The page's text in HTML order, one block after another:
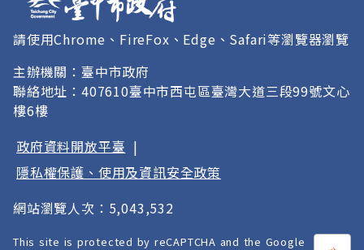
打開
請使用Chrome、FireFox、Edge、Safari等瀏覽器瀏覽
主辦機關：臺中市政府
聯絡地址：407610臺中市西屯區臺灣大道三段99號文心
樓6樓
政府資料開放平臺 |
隱私權保護、使用及資訊安全政策
網站瀏覽人次：5,043,532
This site is protected by reCAPTCHA and the Google